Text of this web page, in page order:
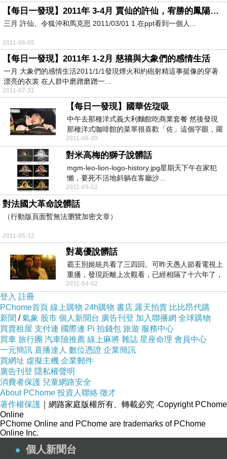
【每日一發現】2011年 3-4月 賈仙的許仙，宥勝的鳳陽花鼓
三月 許仙、令狐沖和馬克思 2011/03/01 1.在ppt看到一個人...
2011-08-05
【每日一發現】2011年 1-2月 慈禧與大象們的感情生活
一月 大象們的感情生活2011/1/1發現煙火和約砲射精這事挺像的穿著
漂亮的衣裳 在人群中磨蹭磨蹭一...
2011-07-31
【每日一發現】國華佐琁吸
中午去那種洋式義大利麵館吃商業套餐 然後發現
那種洋式咖啡館的菜單很喜歡「佐」這個字眼，羅
勒佐嫩雞，普...
2011-06-20
對米高梅的獅子說髒話
mgm-leo-lion-logo-history.jpg星期天下午在家犯
懶，要死不活地斜躺在客廳沙...
2011-05-22
對法國大革命說髒話
（行動版頁面暫無法瀏覽加密文章）
2011-05-12
對葛優說髒話
霸王別姬統共看了三四回。可昨天愚人節看電視上
重播，發現距離上次觀看，已經相隔了十六年了，
這可能是最傷...
2011-04-02
登入 註冊
PChome首頁 線上購物 24h購物 書店 露天拍賣 比比昂代購
新聞 /氣象 股市 個人新聞台 廣告刊登 加入聯播網 全球購物
買賣租屋 支付連 國際連 Pi 拍錢包 旅遊 服務中心
買車 旅行團 汽車險推薦 線上麻將 雜誌 星座命理 會員中心
一元簡訊 直播達人 數位憑證 企業簡訊
買網址 虛擬主機 企業郵件
廣告刊登 隱私權聲明
消費者保護 兒童網路安全
About PChome 投資人聯絡 徵才
著作權保護 ｜網路家庭版權所有、轉載必究 ‧Copyright PChome
Online
PChome Online and PChome are trademarks of PChome
Online Inc.
個人新聞台